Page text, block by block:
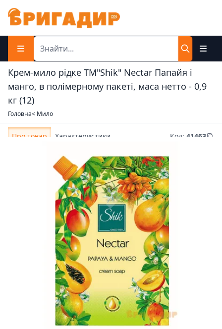
Крем-мило рідке ТМ"Shik" Nectar Папайя і
манго, в полімерному пакеті, маса нетто - 0,9
кг (12)
Головна< Мило
Про товар Характеристики Код: 41463